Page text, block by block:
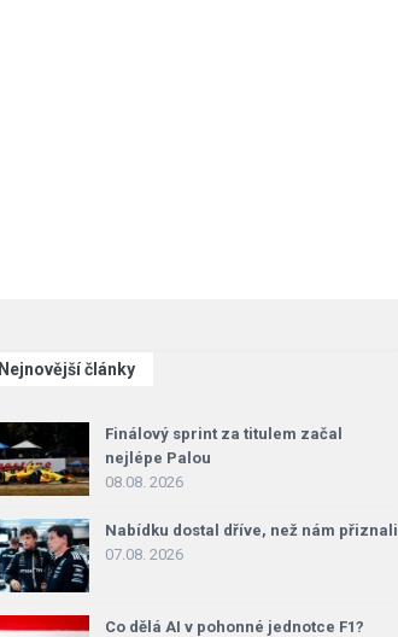
Nejnovější články
Finálový sprint za titulem začal
nejlépe Palou
08.08. 2026
Nabídku dostal dříve, než nám přiznali
07.08. 2026
Co dělá AI v pohonné jednotce F1?